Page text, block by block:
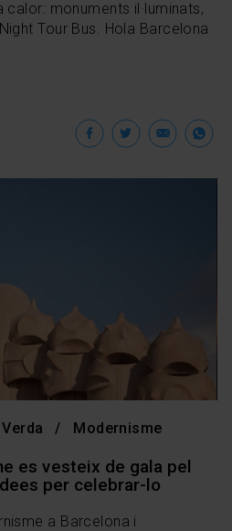
monuments il·luminats,
Tour Bus. Hola Barcelona
Facebook
Twitter
Modernisme
es vesteix de gala pel
per celebrar-lo
a Barcelona i